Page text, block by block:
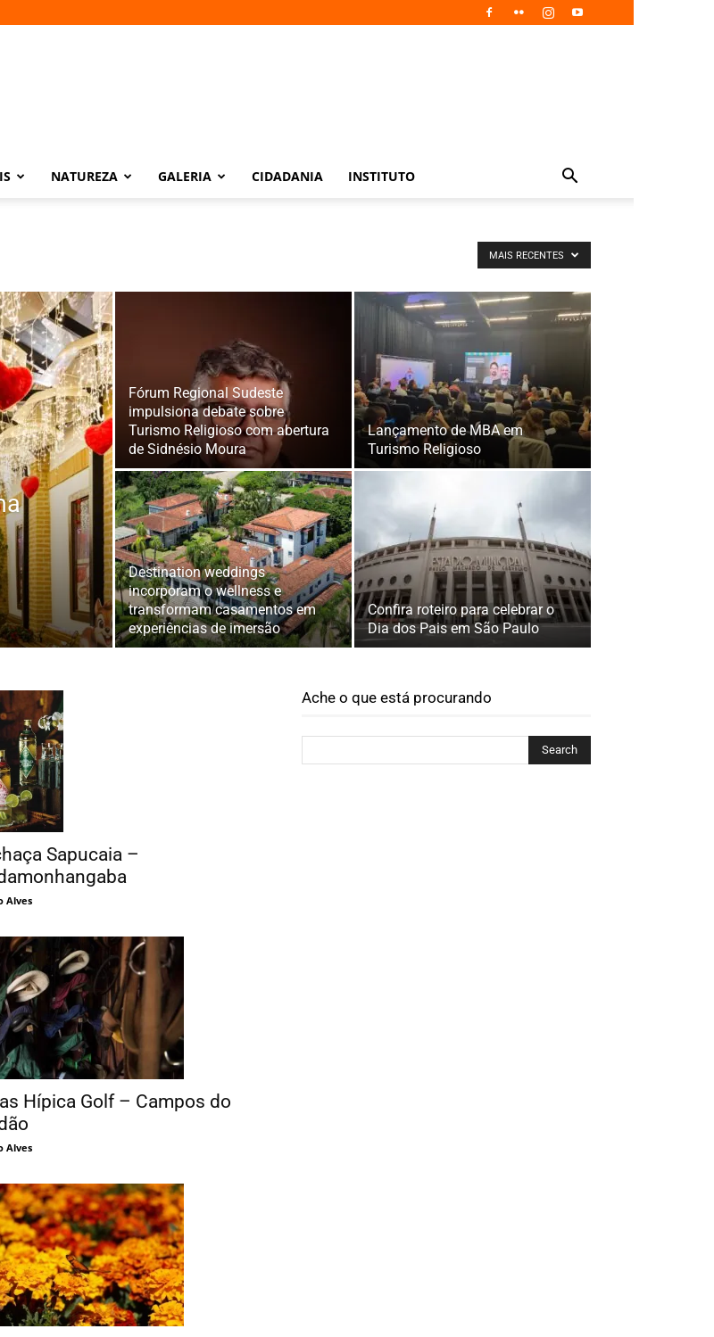
NATUREZA GALERIA CIDADANIA INSTITUTO
MAIS RECENTES
Fórum Regional Sudeste
impulsiona debate sobre
Turismo Religioso com abertura
de Sidnésio Moura
Lançamento de MBA em
Turismo Religioso
Destination weddings
incorporam o wellness e
transformam casamentos em
experiências de imersão
Confira roteiro para celebrar o
Dia dos Pais em São Paulo
Sapucaia –
Alves
Hípica Golf – Campos do
Alves
Ache o que está procurando